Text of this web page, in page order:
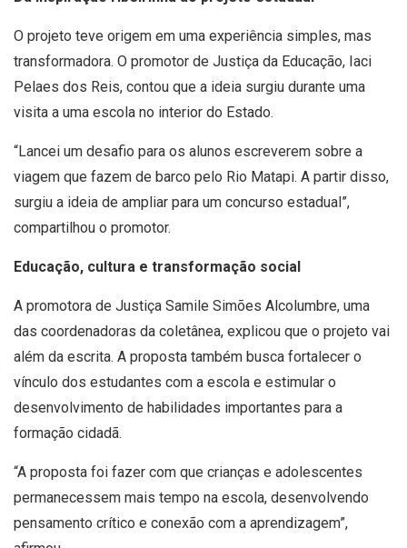
O projeto teve origem em uma experiência simples, mas
transformadora. O promotor de Justiça da Educação, Iaci
Pelaes dos Reis, contou que a ideia surgiu durante uma
visita a uma escola no interior do Estado.
“Lancei um desafio para os alunos escreverem sobre a
viagem que fazem de barco pelo Rio Matapi. A partir disso,
surgiu a ideia de ampliar para um concurso estadual”,
compartilhou o promotor.
Educação, cultura e transformação social
A promotora de Justiça Samile Simões Alcolumbre, uma
das coordenadoras da coletânea, explicou que o projeto vai
além da escrita. A proposta também busca fortalecer o
vínculo dos estudantes com a escola e estimular o
desenvolvimento de habilidades importantes para a
formação cidadã.
“A proposta foi fazer com que crianças e adolescentes
permanecessem mais tempo na escola, desenvolvendo
pensamento crítico e conexão com a aprendizagem”,